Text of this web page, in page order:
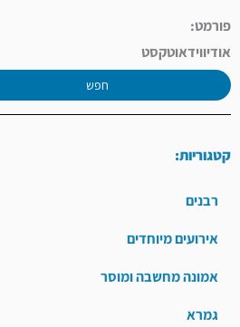
פורמט:
אודיווידאוטקסט
חפש
קטגוריות:
רבנים
אירועים מיוחדים
אמונה מחשבה ומוסר
גמרא